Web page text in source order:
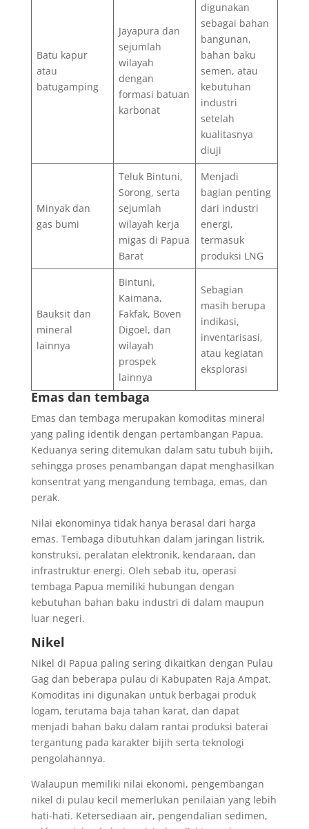
Batu kapur
atau
batugamping
Jayapura dan
sejumlah
wilayah
dengan
formasi batuan
karbonat
digunakan
sebagai bahan
bangunan,
bahan baku
semen, atau
kebutuhan
industri
setelah
kualitasnya
diuji
Minyak dan
gas bumi
Teluk Bintuni,
Sorong, serta
sejumlah
wilayah kerja
migas di Papua
Barat
Menjadi
bagian penting
dari industri
energi,
termasuk
produksi LNG
Bauksit dan
mineral
lainnya
Bintuni,
Kaimana,
Fakfak, Boven
Digoel, dan
wilayah
prospek
lainnya
Sebagian
masih berupa
indikasi,
inventarisasi,
atau kegiatan
eksplorasi
Emas dan tembaga
Emas dan tembaga merupakan komoditas mineral
yang paling identik dengan pertambangan Papua.
Keduanya sering ditemukan dalam satu tubuh bijih,
sehingga proses penambangan dapat menghasilkan
konsentrat yang mengandung tembaga, emas, dan
perak.
Nilai ekonominya tidak hanya berasal dari harga
emas. Tembaga dibutuhkan dalam jaringan listrik,
konstruksi, peralatan elektronik, kendaraan, dan
infrastruktur energi. Oleh sebab itu, operasi
tembaga Papua memiliki hubungan dengan
kebutuhan bahan baku industri di dalam maupun
luar negeri.
Nikel
Nikel di Papua paling sering dikaitkan dengan Pulau
Gag dan beberapa pulau di Kabupaten Raja Ampat.
Komoditas ini digunakan untuk berbagai produk
logam, terutama baja tahan karat, dan dapat
menjadi bahan baku dalam rantai produksi baterai
tergantung pada karakter bijih serta teknologi
pengolahannya.
Walaupun memiliki nilai ekonomi, pengembangan
nikel di pulau kecil memerlukan penilaian yang lebih
hati-hati. Ketersediaan air, pengendalian sedimen,